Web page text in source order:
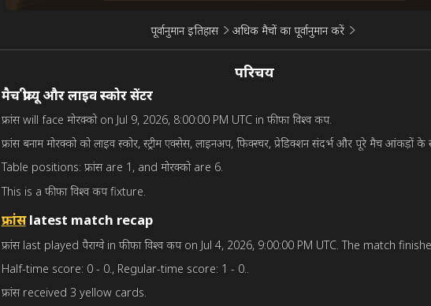
पूर्वानुमान इतिहास अधिक मैचों का पूर्वानुमान करें
परिचय
मैच प्रीव्यू और लाइव स्कोर सेंटर
फ्रांस will face मोरक्को on Jul 9, 2026, 8:00:00 PM UTC in फीफा विश्व कप.
फ्रांस बनाम मोरक्को को लाइव स्कोर, स्ट्रीम एक्सेस, लाइनअप, फिक्स्चर, प्रेडिक्शन संदर्भ और पूरे मैच आंकड़ों के
Table positions: फ्रांस are 1, and मोरक्को are 6.
This is a फीफा विश्व कप fixture.
फ्रांसlatest match recap
फ्रांस last played पैराग्वे in फीफा विश्व कप on Jul 4, 2026, 9:00:00 PM UTC. The match
Half-time score: 0 - 0., Regular-time score: 1 - 0..
फ्रांस received 3 yellow cards.